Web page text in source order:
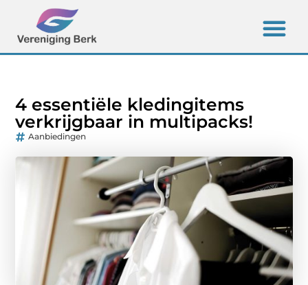
4 essentiële kledingitems
verkrijgbaar in multipacks!
Aanbiedingen